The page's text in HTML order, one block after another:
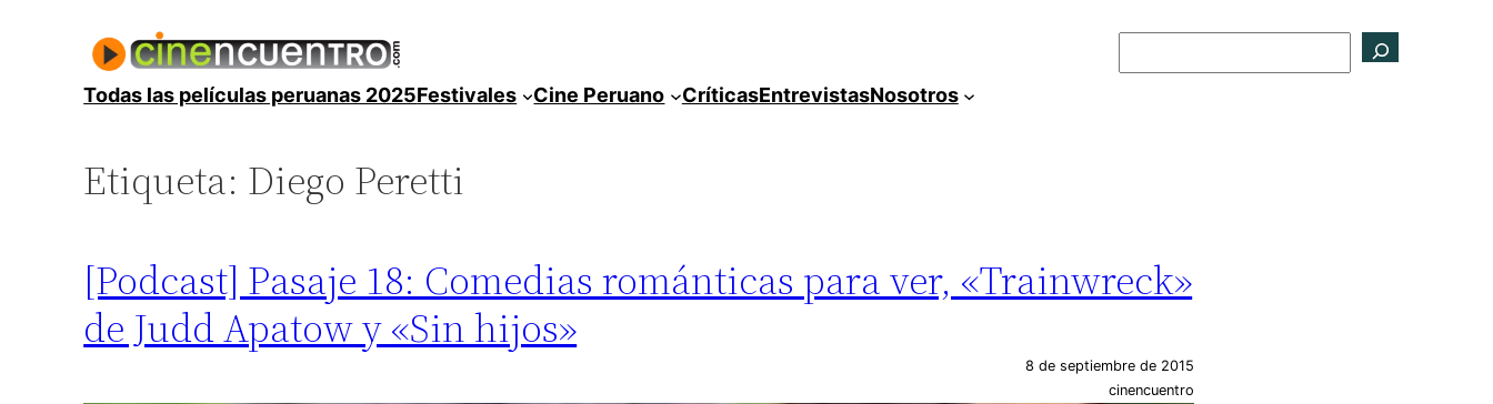
contenidoTodas las películas peruanas 2025Festivales Cine Peruano CríticasEntrevistasNosotros
Etiqueta: Diego Peretti
[Podcast] Pasaje 18: Comedias románticas para ver, «Trainwreck»
de Judd Apatow y «Sin hijos»
8 de septiembre de 2015
cinencuentro